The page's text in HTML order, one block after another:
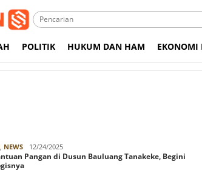
POLITIK HUKUM DAN HAM EKONOMI
, NEWSRabbani
12/24/2025
Pangan di Dusun Bauluang Tanakeke, Begini